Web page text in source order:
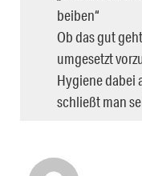
beiben“
Ob das gut
umgesetzt
Hygiene dabei
schließt man